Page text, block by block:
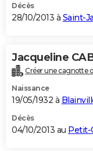
Décès
28/10/2013 à Saint-
Jacqueline
Créer une cagnotte
Naissance
19/05/1932 à
Décès
04/10/2013 au Petit-